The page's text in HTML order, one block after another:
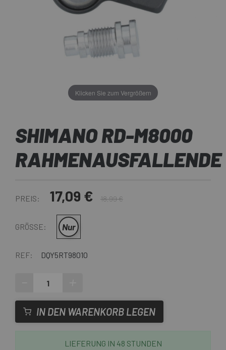
Klicken Sie zum Vergrößern
SHIMANO RD-M8000
RAHMENAUSFALLENDE
PREIS: 17,09 € 18,99 €
GRÖSSE: Nur
REF: DQY5RT98010
IN DEN WARENKORB LEGEN
LIEFERUNG IN 48 STUNDEN